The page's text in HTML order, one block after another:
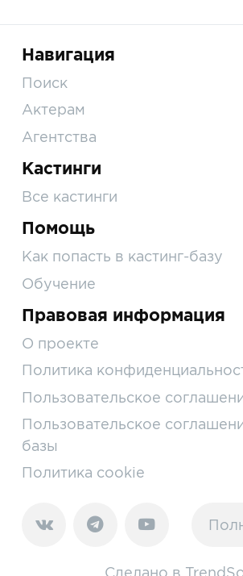
Навигация
Поиск
Актерам
Агентства
Кастинги
Все кастинги
Помощь
Как попасть в кастинг-базу
Обучение
Правовая информация
О проекте
Политика
Пользовательское
Пользовательское
базы
Политика cookie
Сделано в